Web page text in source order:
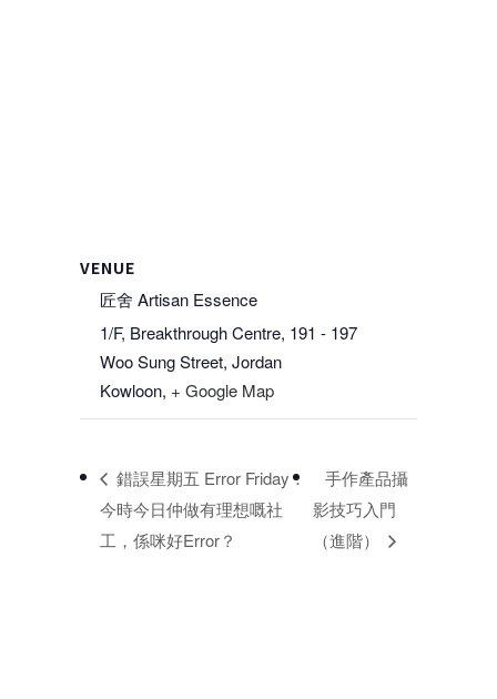
VENUE
匠舍 Artisan Essence
1/F, Breakthrough Centre, 191 - 197
Woo Sung Street, Jordan
Kowloon, + Google Map
錯誤星期五 Error Friday：
今時今日仲做有理想嘅社
工，係咪好Error？
手作產品攝
影技巧入門
（進階）